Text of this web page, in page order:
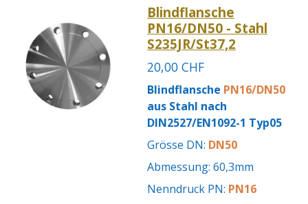
Blindflansche
PN16/DN50 - Stahl
S235JR/St37,2
20,00 CHF
Blindflansche PN16/DN50
aus Stahl nach
DIN2527/EN1092-1 Typ05
Grösse DN: DN50
Abmessung: 60,3mm
Nenndruck PN: PN16